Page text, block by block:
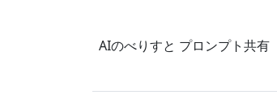
AIのべりすと プロンプト共有